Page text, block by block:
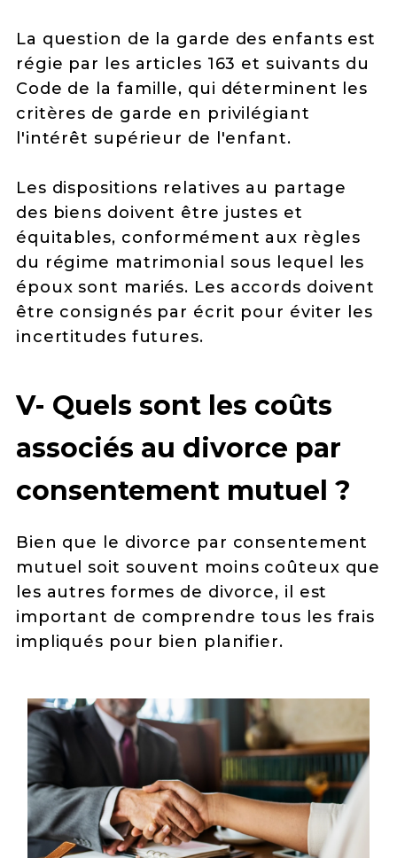
La question de la garde des enfants est
régie par les articles 163 et suivants du
Code de la famille, qui déterminent les
critères de garde en privilégiant
l'intérêt supérieur de l'enfant.
Les dispositions relatives au partage
des biens doivent être justes et
équitables, conformément aux règles
du régime matrimonial sous lequel les
époux sont mariés. Les accords doivent
être consignés par écrit pour éviter les
incertitudes futures.
V- Quels sont les coûts
associés au divorce par
consentement mutuel ?
Bien que le divorce par consentement
mutuel soit souvent moins coûteux que
les autres formes de divorce, il est
important de comprendre tous les frais
impliqués pour bien planifier.